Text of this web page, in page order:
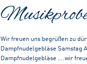
Wir freuen uns begrüßen zu
Dampfnudelgebläse Samstag
Dampfnudelgebläse ….wir